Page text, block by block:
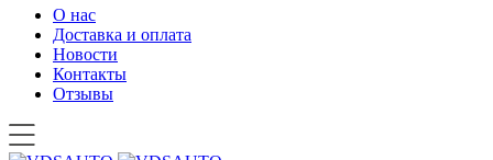
О нас
Доставка и оплата
Новости
Контакты
Отзывы